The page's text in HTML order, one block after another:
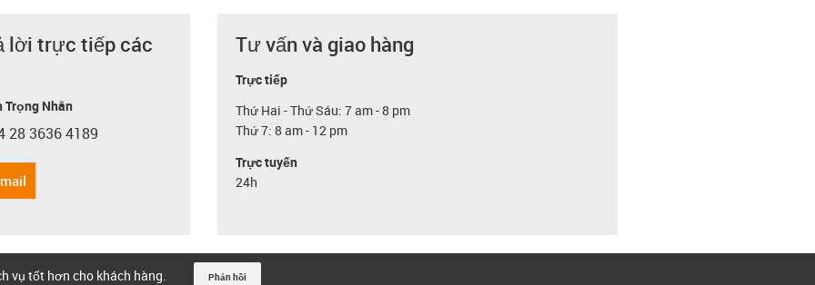
lời trực tiếp các
Trọng Nhân
phone
28 3636 4189
Tư vấn và giao hàng
Trực tiếp
Thứ Hai - Thứ Sáu: 7 am - 8 pm
Thứ 7: 8 am - 12 pm
Trực tuyến
24h
vụ tốt hơn cho khách hàng. Phản hồi